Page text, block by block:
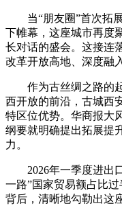
当“朋友圈”首次拓展
下帷幕，这座城市再度
长对话的盛会。这接连
改革开放高地、深度融
作为古丝绸之路的起
西开放的前沿，古城西
特区位优势。华商报大
纲要就明确提出拓展提
力。
2026年一季度进出口
一路”国家贸易额占比
背后，清晰地勾勒出这